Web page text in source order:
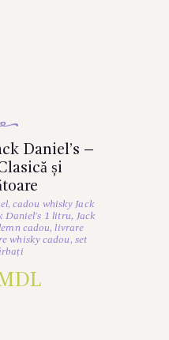
Daniel’s –
și
,cadou whisky Jack
Daniel's 1 litru, Jack
cadou,livrare
whisky cadou, set